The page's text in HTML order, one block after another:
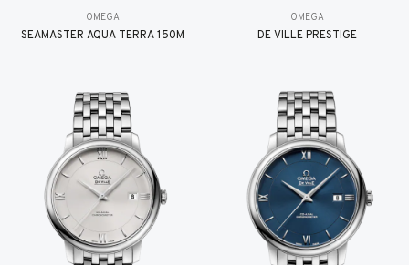
OMEGA
SEAMASTER AQUA TERRA 150M
OMEGA
DE VILLE PRESTIGE